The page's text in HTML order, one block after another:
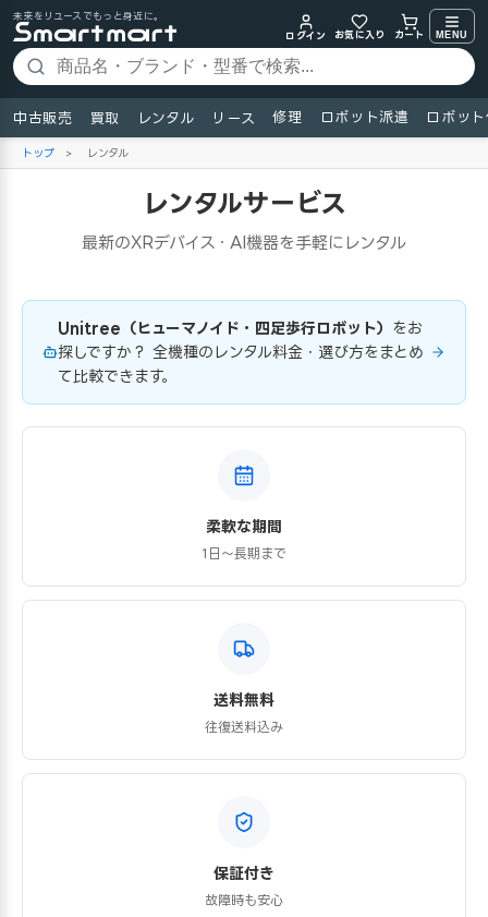
未来をリユースでもっと身近に。
ログイン
お気に入り カート MENU
中古販売 買取 レンタル リース 修理 ロボット派遣 ロボッ
トップ > レンタル
レンタルサービス
最新のXRデバイス・AI機器を手軽にレンタル
Unitree（ヒューマノイド・四足歩行ロボット） をお
探しですか？ 全機種のレンタル料金・選び方をまとめ
て比較できます。
柔軟な期間
1日〜長期まで
送料無料
往復送料込み
保証付き
故障時も安心